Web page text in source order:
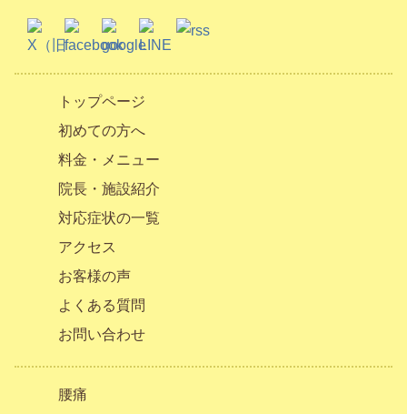
トップページ
初めての方へ
料金・メニュー
院長・施設紹介
対応症状の一覧
アクセス
お客様の声
よくある質問
お問い合わせ
腰痛